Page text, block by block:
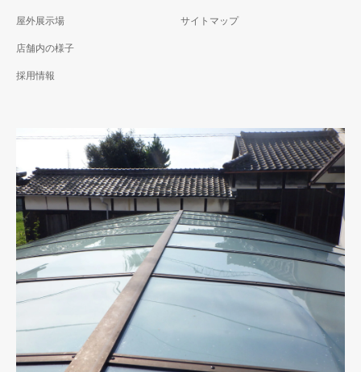
屋外展示場
店舗内の様子
採用情報
サイトマップ